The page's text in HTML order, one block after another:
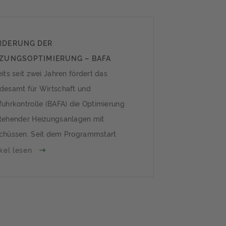
DER
– BAFA
POSITIVE BILANZ
seit zwei Jahren fördert das
für Wirtschaft und
(BAFA) die Optimierung
Heizungsanlagen mit
Seit dem Programmstart
ca. 170.000 hocheffiziente
lesen